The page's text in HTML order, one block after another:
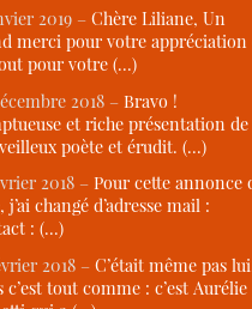
2019 –Chère Liliane, Un
merci pour votre appréciation
pour votre (…)
2018 –Bravo !
et riche présentation de
poète et érudit. (…)
2018 –Pour cette annonce
j’ai changé d’adresse mail :
: (…)
2018 –C’était même pas
c’est tout comme : c’est Aurélie